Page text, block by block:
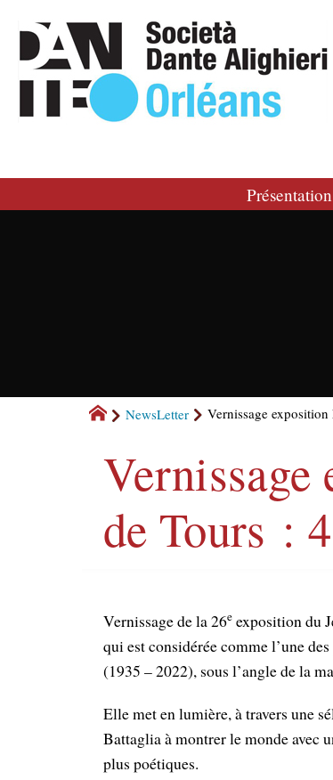
Présentation
NewsLetter Vernissage
de Tours :
Vernissage de la 26e exposition du
qui est considérée comme l’une
(1935 – 2022), sous l’angle de la
Elle met en lumière, à travers une
Battaglia à montrer le monde avec
plus poétiques.